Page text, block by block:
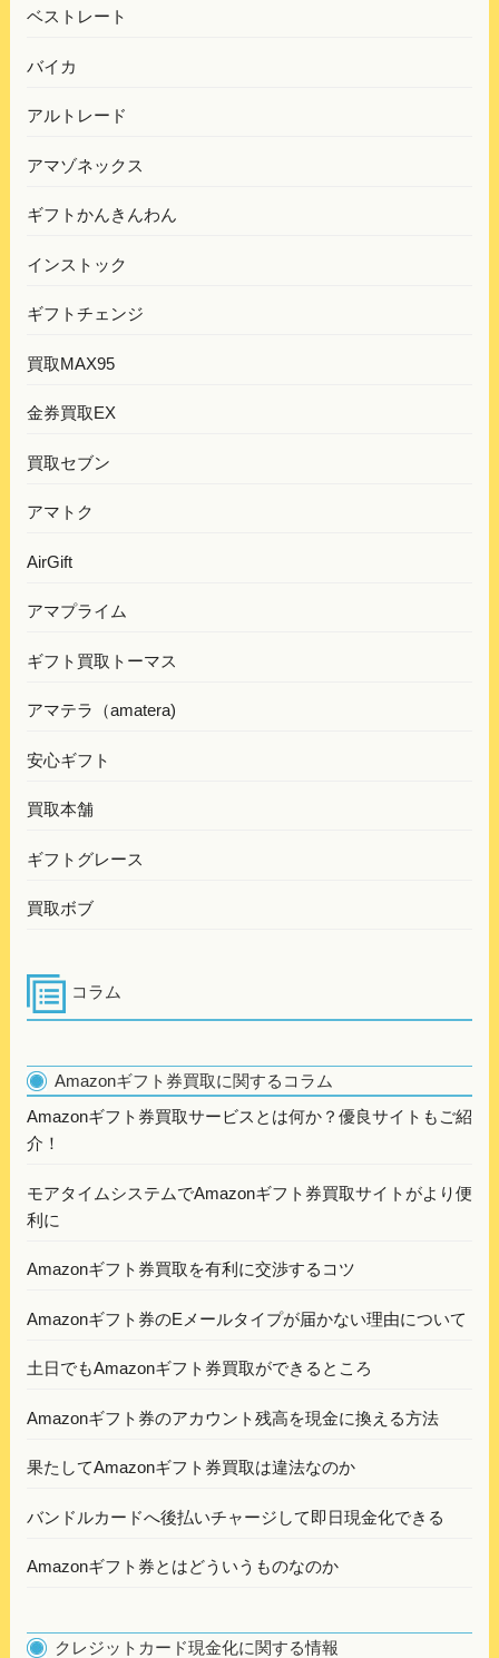
ベストレート
バイカ
アルトレード
アマゾネックス
ギフトかんきんわん
インストック
ギフトチェンジ
買取MAX95
金券買取EX
買取セブン
アマトク
AirGift
アマプライム
ギフト買取トーマス
アマテラ（amatera)
安心ギフト
買取本舗
ギフトグレース
買取ボブ
コラム
Amazonギフト券買取に関するコラム
Amazonギフト券買取サービスとは何か？優良サイトもご紹
介！
モアタイムシステムでAmazonギフト券買取サイトがより便
利に
Amazonギフト券買取を有利に交渉するコツ
Amazonギフト券のEメールタイプが届かない理由について
土日でもAmazonギフト券買取ができるところ
Amazonギフト券のアカウント残高を現金に換える方法
果たしてAmazonギフト券買取は違法なのか
バンドルカードへ後払いチャージして即日現金化できる
Amazonギフト券とはどういうものなのか
クレジットカード現金化に関する情報